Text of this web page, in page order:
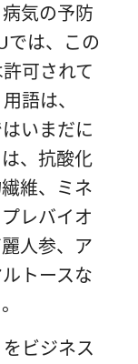
気の予防
では、この
可されて
語は、
いまだに
、抗酸化
維、ミネ
レバイオ
人参、ア
トースな
ビジネス